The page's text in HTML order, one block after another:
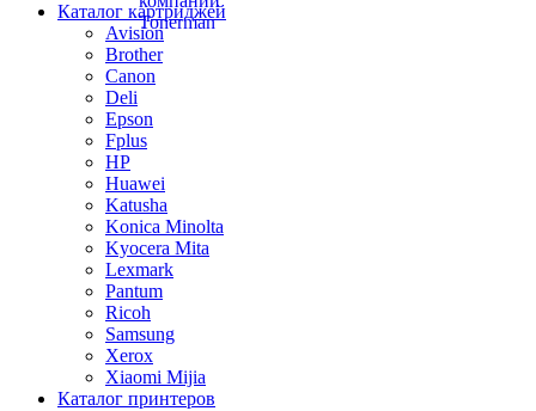
Каталог картриджей
Avision
Brother
Canon
Deli
Epson
Fplus
HP
Huawei
Katusha
Konica Minolta
Kyocera Mita
Lexmark
Pantum
Ricoh
Samsung
Xerox
Xiaomi Mijia
Каталог принтеров